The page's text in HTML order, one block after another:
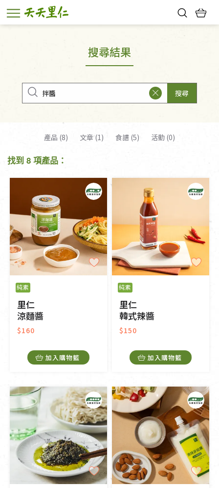
幸福節中獎名單
搜尋結果
搜尋
產品 (8) 文章 (1) 食譜 (5) 活動 (0)
找到 8 項產品：
純素
里仁
涼麵醬
$160
加入購物籃
純素
里仁
韓式辣醬
$150
加入購物籃